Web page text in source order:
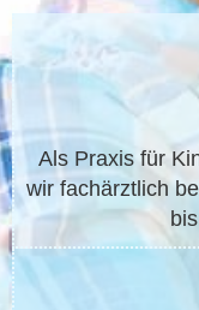
Als Praxis für
wir fachärztlich